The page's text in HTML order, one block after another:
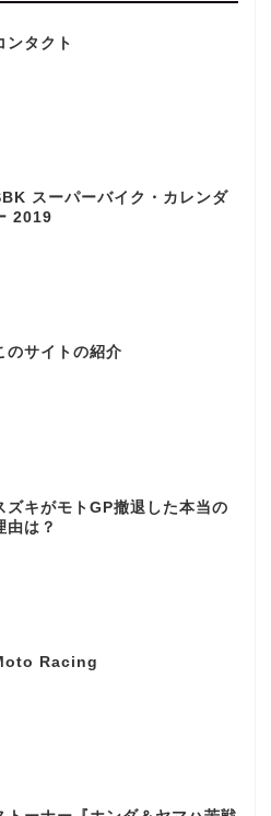
ンタクト
スーパーバイク・カレンダ
2019
のサイトの紹介
ズキがモトGP撤退した本当の
由は？
Racing